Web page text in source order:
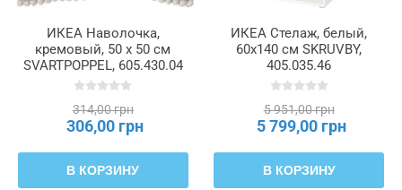
ИКЕА Наволочка,
кремовый, 50 х 50 см
SVARTPOPPEL, 605.430.04
314,00 грн
306,00 грн
В КОРЗИНУ
ИКЕА Стелаж, белый,
60x140 см SKRUVBY,
405.035.46
5 951,00 грн
5 799,00 грн
В КОРЗИНУ